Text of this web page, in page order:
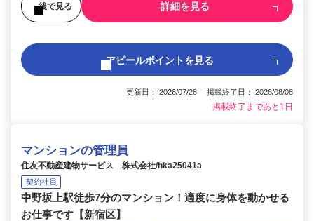
後で見る 詳細を見る
アピールポイントを見る
更新日： 2026/07/28 掲載終了日： 2026/08/08
掲載終了まであと1日
マンションの管理員
住友不動産建物サービス 株式会社/hka25041a
契約社員
中野坂上駅徒歩7分のマンション！適度に身体を動かせる
お仕事です【新宿区】